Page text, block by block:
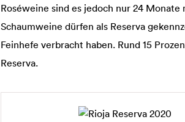
Roséweine sind es jedoch nur 24
Schaumweine dürfen als Reserva
Feinhefe verbracht haben. Rund 15
Reserva.